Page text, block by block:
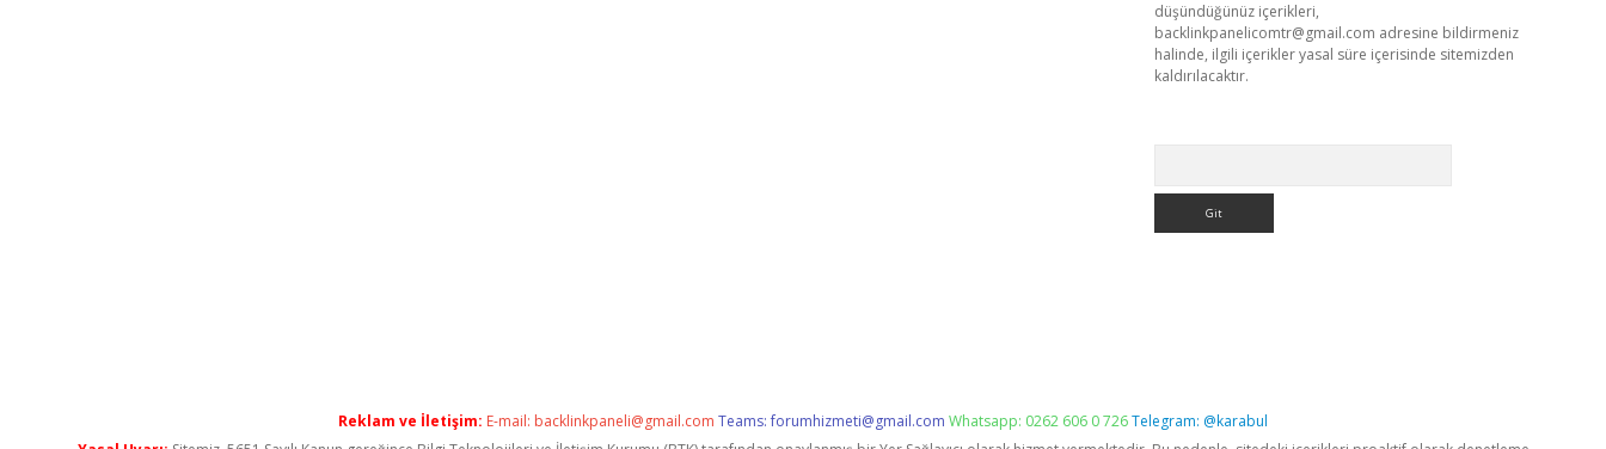
düşündüğünüz içerikleri,
backlinkpanelicomtr@gmail.com adresine bildirmeniz
halinde, ilgili içerikler yasal süre içerisinde sitemizden
kaldırılacaktır.
Reklam ve İletişim: E-mail: backlinkpaneli@gmail.com Teams:forumhizmeti@gmail.com Whatsapp: 0262 606 0 726Telegram: @karabul